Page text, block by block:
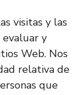
visitas y las
y
Web. Nos
relativa de
que